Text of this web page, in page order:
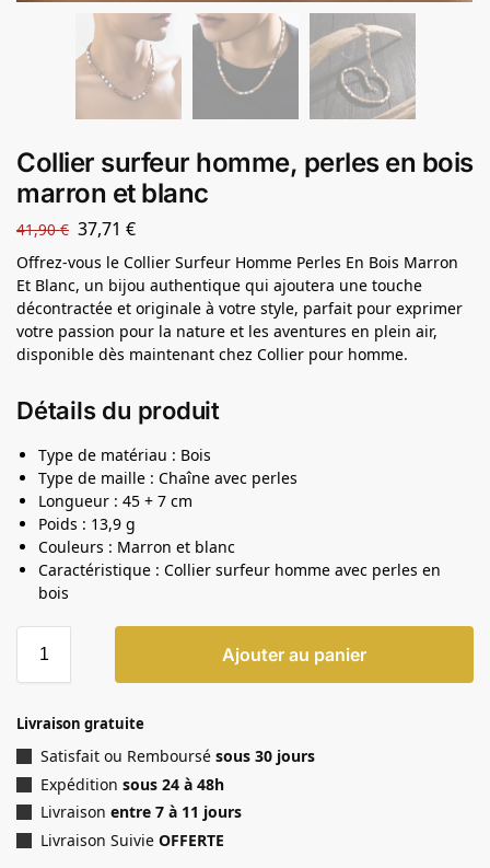
Collier surfeur homme, perles en bois
marron et blanc
41,90€ 37,71 €
Offrez-vous le Collier Surfeur Homme Perles En Bois Marron
Et Blanc, un bijou authentique qui ajoutera une touche
décontractée et originale à votre style, parfait pour exprimer
votre passion pour la nature et les aventures en plein air,
disponible dès maintenant chez Collier pour homme.
Détails du produit
Type de matériau : Bois
Type de maille : Chaîne avec perles
Longueur : 45 + 7 cm
Poids : 13,9 g
Couleurs : Marron et blanc
Caractéristique : Collier surfeur homme avec perles en
bois
Ajouter au panier
Livraison gratuite
Satisfait ou Remboursé sous 30 jours
Expédition sous 24 à 48h
Livraison entre 7 à 11 jours
Livraison Suivie OFFERTE